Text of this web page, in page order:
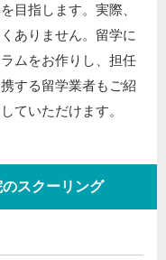
目指します。実際、
ありません。留学に
ムをお作りし、担任
する留学業者もご紹
ていただけます。
スクーリング